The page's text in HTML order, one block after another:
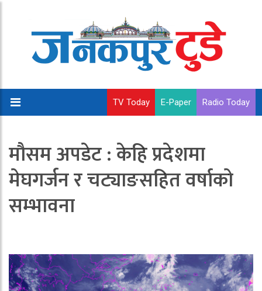
TV Today E-Paper Radio Today
मौसम अपडेट : केहि प्रदेशमा
मेघगर्जन र चट्याङसहित वर्षाको
सम्भावना